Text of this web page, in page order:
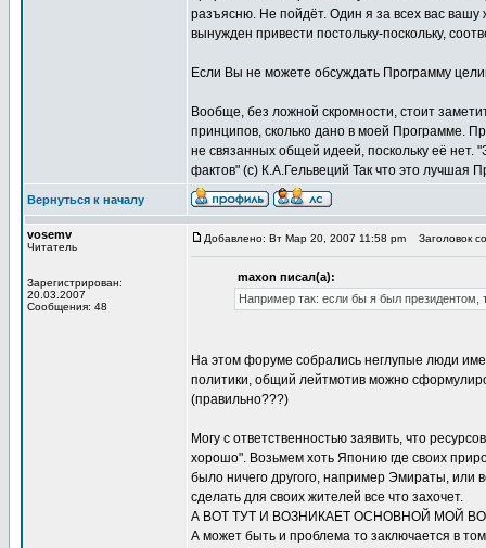
разъясню. Не пойдёт. Один я за всех вас
вынужден привести постольку-поскольку,
Если Вы не можете обсуждать Программу
Вообще, без ложной скромности, стоит
принципов, сколько дано в моей Программе.
не связанных общей идеей, поскольку её нет.
фактов" (с) К.А.Гельвеций Так что это лучшая
Вернуться к началу
vosemv
Читатель
Зарегистрирован:
20.03.2007
Сообщения: 48
Добавлено: Вт Мар 20, 2007 11:58 pm Заголовок
maxon писал(а):
Например так: если бы я был
На этом форуме собрались неглупые люди
политики, общий лейтмотив можно
(правильно???)
Могу с ответственностью заявить, что
хорошо". Возьмем хоть Японию где своих
было ничего другого, например Эмираты, или
сделать для своих жителей все что захочет.
А ВОТ ТУТ И ВОЗНИКАЕТ ОСНОВНОЙ МОЙ
А может быть и проблема то заключается в